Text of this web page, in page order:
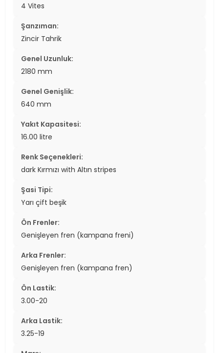
4 Vites
Şanzıman:
Zincir Tahrik
Genel Uzunluk:
2180 mm
Genel Genişlik:
640 mm
Yakıt Kapasitesi:
16.00 litre
Renk Seçenekleri:
dark Kırmızı with Altın stripes
Şasi Tipi:
Yarı çift beşik
Ön Frenler:
Genişleyen fren (kampana freni)
Arka Frenler:
Genişleyen fren (kampana fren)
Ön Lastik:
3.00-20
Arka Lastik:
3.25-19